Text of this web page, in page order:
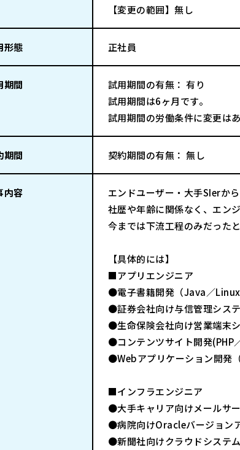
【変更の範囲】無し
形態 正社員
期間
試用期間の有無： 有り
試用期間は6ヶ月です。
試用期間の労働条件に変更は
期間 契約期間の有無： 無し
内容
エンドユーザー・大手SIerか
社歴や年齢に関係なく、エン
今までは下流工程のみだった
【具体的には】
■アプリエンジニア
●電子書籍開発（Java／Linux
●証券会社向け与信管理シス
●生命保険会社向け営業端末
●コンテンツサイト開発(PHP
●Webアプリケーション開発
■インフラエンジニア
●大手キャリア向けメールサ
●病院向けOracleバージョン
●新聞社向けクラウドシステ